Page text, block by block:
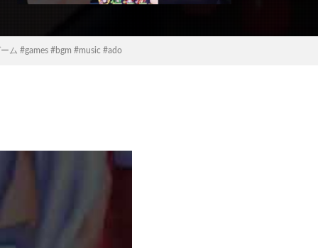
ム #games #bgm #music #ado